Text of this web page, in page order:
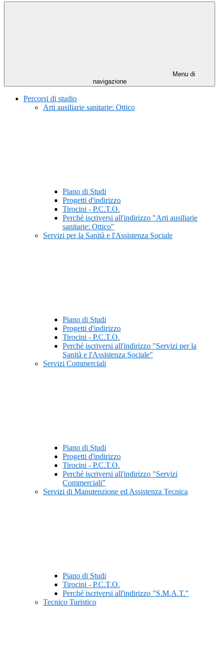
Menu di
navigazione
Percorsi di studio
Arti ausiliarie sanitarie: Ottico
Piano di Studi
Progetti d'indirizzo
Tirocini - P.C.T.O.
Perché iscriversi all'indirizzo "Arti ausiliarie
sanitarie: Ottico"
Servizi per la Sanità e l'Assistenza Sociale
Piano di Studi
Progetti d'indirizzo
Tirocini - P.C.T.O.
Perché iscriversi all'indirizzo "Servizi per la
Sanità e l'Assistenza Sociale"
Servizi Commerciali
Piano di Studi
Progetti d'indirizzo
Tirocini - P.C.T.O.
Perché iscriversi all'indirizzo "Servizi
Commerciali"
Servizi di Manutenzione ed Assistenza Tecnica
Piano di Studi
Tirocini - P.C.T.O.
Perché iscriversi all'indirizzo "S.M.A.T."
Tecnico Turistico